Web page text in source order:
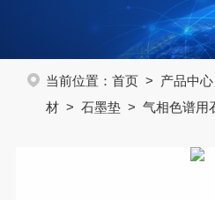
当前位置： 首页> 产品中心
材> 石墨垫> 气相色谱用